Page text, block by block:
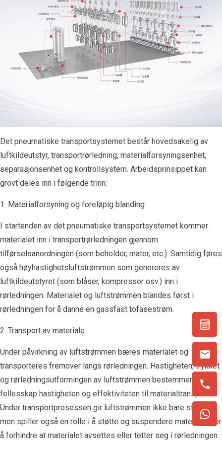
Det pneumatiske transportsystemet består hovedsakelig av
luftkildeutstyr, transportrørledning, materialforsyningsenhet,
separasjonsenhet og kontrollsystem. Arbeidsprinsippet kan
grovt deles inn i følgende trinn:
1. Materialforsyning og foreløpig blanding
I startenden av det pneumatiske transportsystemet kommer
materialet inn i transportrørledningen gjennom
tilførselsanordningen (som beholder, mater, etc.). Samtidig føres
også høyhastighetsluftstrømmen som genereres av
luftkildeutstyret (som blåser, kompressor osv.) inn i
rørledningen. Materialet og luftstrømmen blandes først i
rørledningen for å danne en gassfast tofasestrøm.
2. Transport av materiale
Under påvirkning av luftstrømmen bæres materialet og
transporteres fremover langs rørledningen. Hastigheten, trykket
og rørledningsutformingen av luftstrømmen bestemmer i
fellesskap hastigheten og effektiviteten til materialtransporten.
Under transportprosessen gir luftstrømmen ikke bare strøm,
men spiller også en rolle i å støtte og suspendere materialet for
å forhindre at materialet avsettes eller tetter seg i rørledningen.